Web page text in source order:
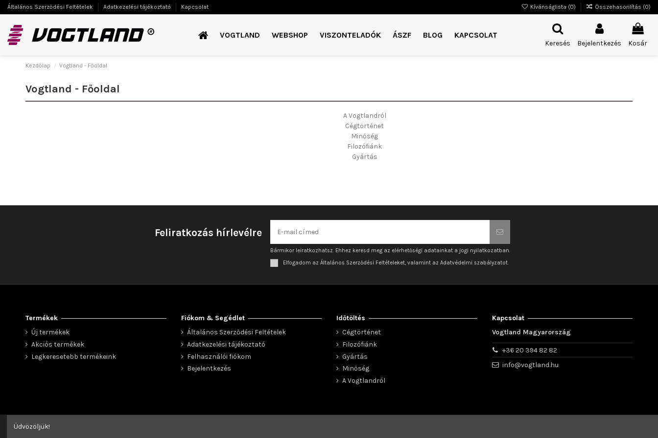
Általános Szerződési Feltételek Adatkezelési tájékoztató Kapcsolat Kívánságlista (0) Összehasonlítás (0)
VOGTLAND WEBSHOP VISZONTELADÓK ÁSZF BLOG KAPCSOLAT
Keresés Bejelentkezés Kosár
Kezdőlap Vogtland - Főoldal
Vogtland - Főoldal
A Vogtlandról
Cégtörténet
Minőség
Filozófiánk
Gyártás
Feliratkozás hírlevélre
Bármikor leiratkozhatsz. Ehhez keresd meg az elérhetőségi adatainkat a jogi nyilatkozatban.
Elfogadom az Általános Szerződési Feltételeket, valamint az Adatvédelmi szabályzatot.
Termékek
Új termékek
Akciós termékek
Legkeresetebb termékeink
Fiókom & Segédlet
Általános Szerződési Feltételek
Adatkezelési tájékoztató
Felhasználói fiókom
Bejelentkezés
Időtöltés
Cégtörténet
Filozófiánk
Gyártás
Minőség
A Vogtlandról
Kapcsolat
Vogtland Magyarország
+36 20 394 82 82
info@vogtland.hu
Üdvözöljük!